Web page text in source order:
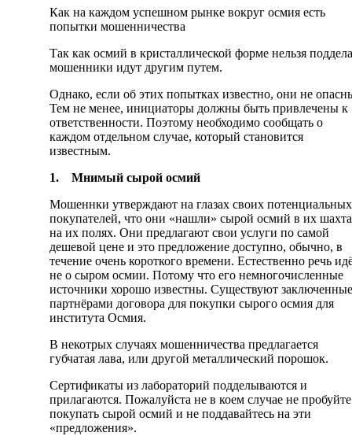
Как на каждом успешном рынке вокруг осмия есть
попытки мошенничества
Так как осмий в кристаллической форме нельзя
мошенники идут другим путем.
Однако, если об этих попытках известно, они не
Тем не менее, инициаторы должны быть привлечены к
ответственности. Поэтому необходимо сообщать о
каждом отдельном случае, который становится
известным.
1. Мнимый сырой осмий
Мошеннки утверждают на глазах своих потенциальных
покупателей, что они «нашли» сырой осмий в их
на их полях. Они предлагают свои услуги по самой
дешевой цене и это предложение доступно, обычно, в
течение очень короткого времени. Естественно речь
не о сыром осмии. Потому что его немногочисленные
источники хорошо известны. Существуют
партнёрами договора для покупки сырого осмия для
института Осмия.
В некотрых случаях мошенничества предлагается
губчатая лава, или другой металлический порошок.
Сертификаты из лабораторий подделываются и
прилагаются. Пожалуйста не в коем случае не пробуйте
покупать сырой осмий и не поддавайтесь на эти
«предложения».